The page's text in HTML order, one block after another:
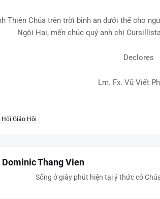
Thiên Chúa trên trời bình an dưới thế cho
Ngôi Hai, mến chúc quý anh chị
Declores
Lm. Fx. Vũ Viết
Hỏi Giáo Hội
Dominic Thang Vien
Sống ở giây phút hiện tại ý thức có